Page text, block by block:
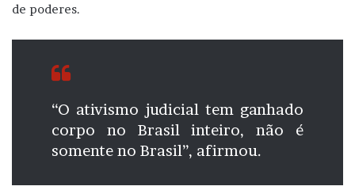
de poderes.
“O ativismo judicial tem ganhado
corpo no Brasil inteiro, não é
somente no Brasil”, afirmou.